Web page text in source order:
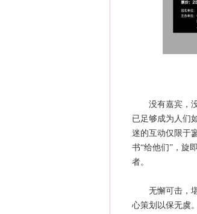
没有嘉宾，没
已足够成为人们
迷的互动仅限于
书“给他们”，旋
者。
无懈可击，堪
心策划以保无虞。